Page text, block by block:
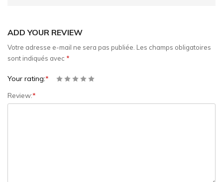
ADD YOUR REVIEW
Votre adresse e-mail ne sera pas publiée. Les champs obligatoires
sont indiqués avec *
Your rating:*
Review:*